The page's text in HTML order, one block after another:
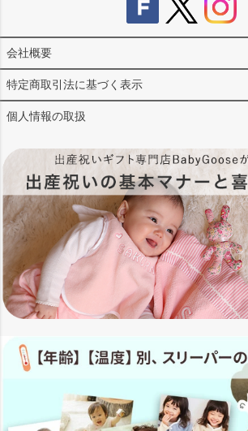
会社概要
特定商取引法に基づく表示
個人情報の取扱